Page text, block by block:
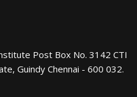
Post Box No. 3142 CTI
Guindy Chennai - 600 032.